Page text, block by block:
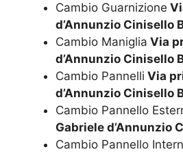
Cambio Guarnizione
d’Annunzio Cinisello
Cambio Maniglia Via
d’Annunzio Cinisello
Cambio Pannelli Via
d’Annunzio Cinisello
Cambio Pannello
Gabriele d’Annunzio
Cambio Pannello